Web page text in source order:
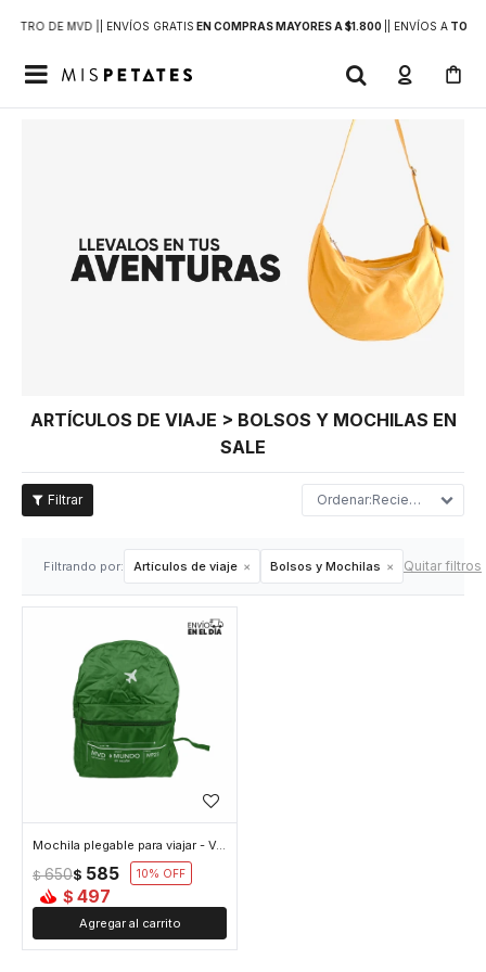
DE MVD | | ENVÍOS GRATIS EN COMPRAS MAYORES A $1.800 | ENVÍOS ATODO

ARTÍCULOS DE VIAJE > BOLSOS Y MOCHILAS EN
SALE
Recientes
Filtrando por: Artículos de viaje Bolsos y Mochilas Quitar filtros
Mochila plegable para viajar - Verde
$ 585
$ 650 10
$ 497